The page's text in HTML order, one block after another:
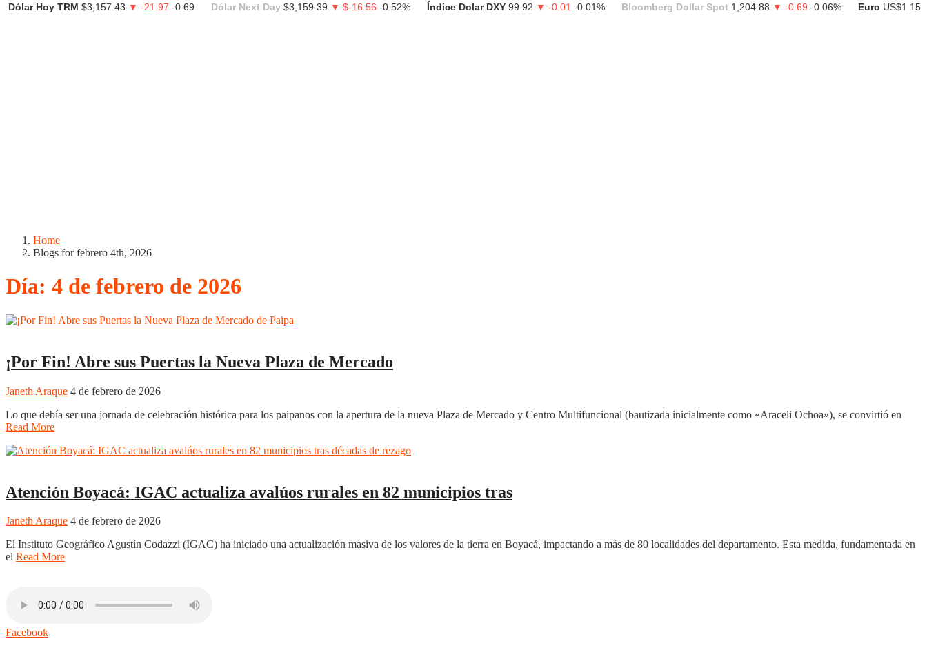
Dólar Hoy TRM $3,157.43 ▼ -21.97 -0.69 Dólar Next Day $3,159.39 ▼ $-16.56 -0.52% Índice Dolar DXY 99.92 ▼ -0.01 -0.01% Bloomberg Dollar Spot 1,204.88 ▼ -0.69 -0.06% Euro
Home
Blogs for febrero 4th, 2026
Día: 4 de febrero de 2026
¡Por Fin! Abre sus Puertas la Nueva Plaza de Mercado
Janeth Araque 4 de febrero de 2026
Lo que debía ser una jornada de celebración histórica para los paipanos con la apertura de la nueva Plaza de Mercado y Centro Multifuncional (bautizada inicialmente como «Araceli Ochoa»), se convirtió en
Read More
Atención Boyacá: IGAC actualiza avalúos rurales en 82 municipios tras
Janeth Araque 4 de febrero de 2026
El Instituto Geográfico Agustín Codazzi (IGAC) ha iniciado una actualización masiva de los valores de la tierra en Boyacá, impactando a más de 80 localidades del departamento. Esta medida, fundamentada en
el Read More
Facebook